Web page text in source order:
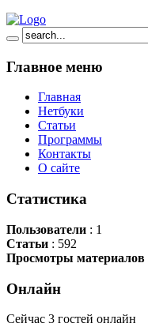
Главное меню
Главная
Нетбуки
Статьи
Программы
Контакты
О сайте
Статистика
Пользователи : 1
Статьи : 592
Просмотры материалов
Онлайн
Сейчас 3 гостей онлайн